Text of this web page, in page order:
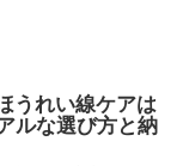
うれい線ケアは
ルな選び方と納